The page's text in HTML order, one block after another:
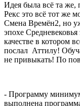
Идея была всё та же,
Рекс это всё тот же
Смена Времён2, но
эпохе
качестве в котором
послал Аттилу!
не привыкать! По
- Программу
выполнена